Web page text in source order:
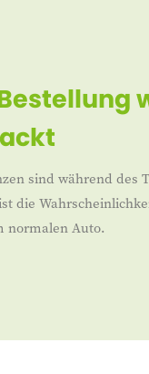
sind während des
die
normalen Auto.